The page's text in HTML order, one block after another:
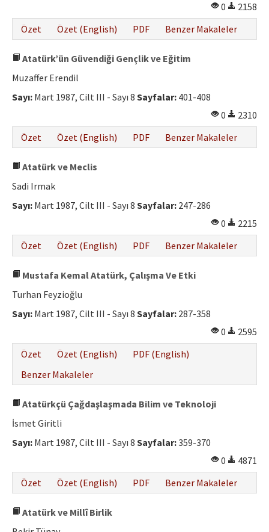
0
2158
Özet
Özet (English) PDF Benzer Makaleler
Atatürk’ün Güvendiği Gençlik ve Eğitim
Muzaffer Erendil
Sayı: Mart 1987, Cilt III - Sayı 8 Sayfalar: 401-408
0
2310
Özet
Özet (English) PDF Benzer Makaleler
Atatürk ve Meclis
Sadi Irmak
Sayı: Mart 1987, Cilt III - Sayı 8 Sayfalar: 247-286
0
2215
Özet
Özet (English) PDF Benzer Makaleler
Mustafa Kemal Atatürk, Çalışma Ve Etki
Turhan Feyzioğlu
Sayı: Mart 1987, Cilt III - Sayı 8 Sayfalar: 287-358
0
2595
Özet
Özet (English)
PDF (English)
Benzer Makaleler
Atatürkçü Çağdaşlaşmada Bilim ve Teknoloji
İsmet Giritli
Sayı: Mart 1987, Cilt III - Sayı 8 Sayfalar:359-370
0
4871
Özet
Özet (English) PDF Benzer Makaleler
Atatürk ve Millî Birlik